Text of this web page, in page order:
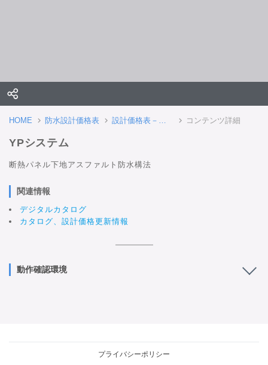
HOME 防水設計価格表 設計価格表－鋼製下地/木下地 コンテンツ詳細
YPシステム
断熱パネル下地アスファルト防水構法
関連情報
デジタルカタログ
カタログ、設計価格更新情報
動作確認環境
プライバシーポリシー